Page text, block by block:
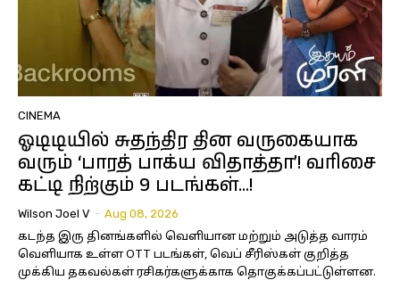
CINEMA
ஓடிடியில் சுதந்திர தின வருகையாக
வரும் ‘பாரத் பாக்ய விதாத்தா’! வரிசை
கட்டி நிற்கும் 9 படங்கள்…!
Wilson Joel V - Aug 08, 2026
கடந்த இரு தினங்களில் வெளியான மற்றும் அடுத்த வாரம்
வெளியாக உள்ள OTT படங்கள், வெப் சீரிஸ்கள் குறித்த
முக்கிய தகவல்கள் ரசிகர்களுக்காக தொகுக்கப்பட்டுள்ளன.